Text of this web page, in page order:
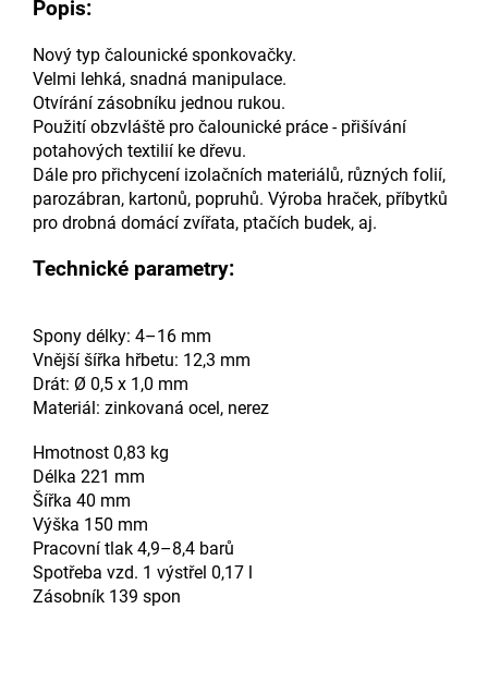
Popis:
Nový typ čalounické sponkovačky.
Velmi lehká, snadná manipulace.
Otvírání zásobníku jednou rukou.
Použití obzvláště pro čalounické práce - přišívání
potahových textilií ke dřevu.
Dále pro přichycení izolačních materiálů, různých folií,
parozábran, kartonů, popruhů. Výroba hraček, příbytků
pro drobná domácí zvířata, ptačích budek, aj.
Technické parametry:
Spony délky: 4–16 mm
Vnější šířka hřbetu: 12,3 mm
Drát: Ø 0,5 x 1,0 mm
Materiál: zinkovaná ocel, nerez
Hmotnost 0,83 kg
Délka 221 mm
Šířka 40 mm
Výška 150 mm
Pracovní tlak 4,9–8,4 barů
Spotřeba vzd. 1 výstřel 0,17 l
Zásobník 139 spon